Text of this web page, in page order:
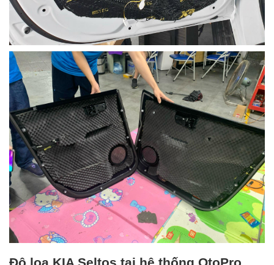
Độ loa KIA Seltos tại hệ thống OtoPro